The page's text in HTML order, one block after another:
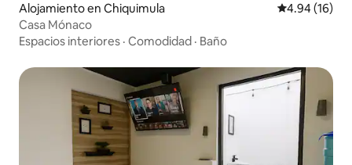
Alojamiento en Chiquimula Calificación
4.94 (16)
Casa Mónaco
Espacios interiores · Comodidad · Baño